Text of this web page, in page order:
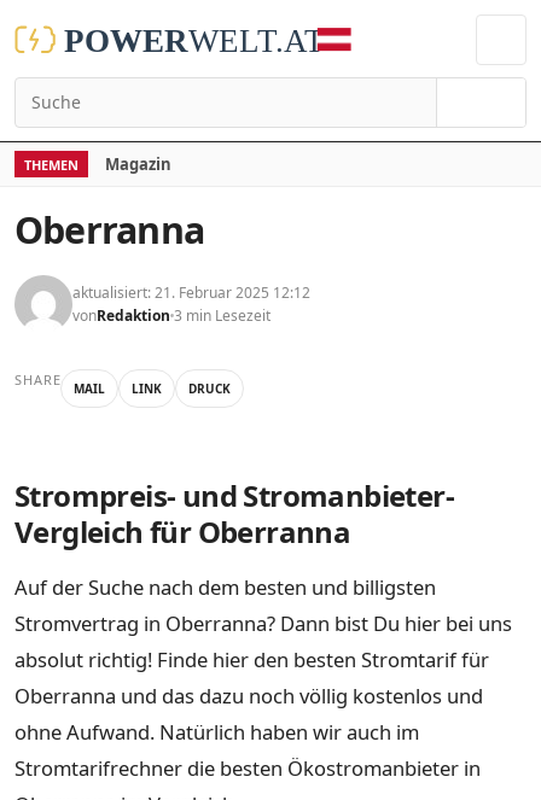
THEMEN Magazin
Oberranna
aktualisiert: 21. Februar 2025 12:12
vonRedaktion 3 min Lesezeit
SHARE MAIL LINK DRUCK
Strompreis- und Stromanbieter-
Vergleich für Oberranna
Auf der Suche nach dem besten und billigsten
Stromvertrag in Oberranna? Dann bist Du hier bei uns
absolut richtig! Finde hier den besten Stromtarif für
Oberranna und das dazu noch völlig kostenlos und
ohne Aufwand. Natürlich haben wir auch im
Stromtarifrechner die besten Ökostromanbieter in